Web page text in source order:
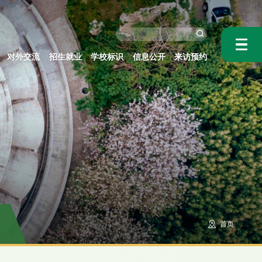
对外交流 招生就业 学校标识 信息公开 来访预约
首页